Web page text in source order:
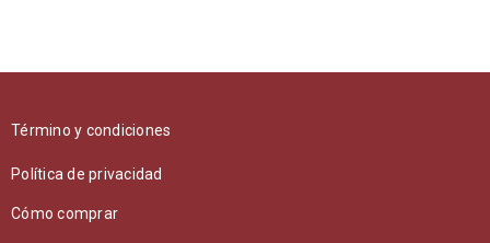
Término y condiciones
Política de privacidad
Cómo comprar